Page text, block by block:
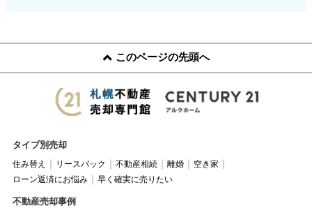
このページの先頭へ
タイプ別売却
住み替え リースバック 不動産相続 離婚
空き家
ローン返済にお悩み
早く確実に売りたい
不動産売却事例